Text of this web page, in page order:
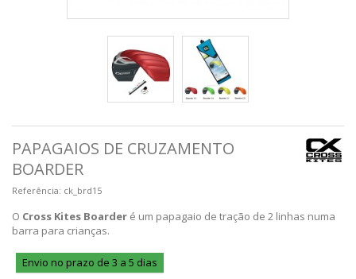
PAPAGAIOS DE CRUZAMENTO
BOARDER
Referência: ck_brd15
O Cross Kites Boarder é um papagaio de tração de 2 linhas numa
barra para crianças.
Envio no prazo de 3 a 5 dias